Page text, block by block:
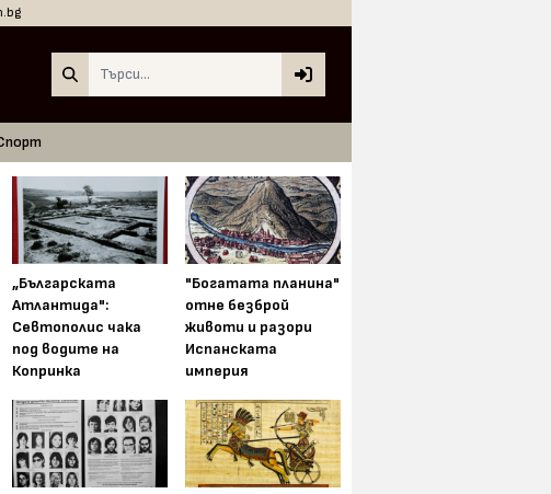
„Българската
Атлантида":
Севтополис чака
под водите на
Копринка
"Богатата планина"
отне безброй
животи и разори
Испанската
империя